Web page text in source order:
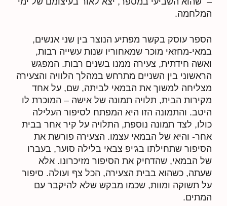
המלחמה.
הספר עוסק בקשר מפתיע הנוצר בין שני אנשים,
במאי-מחזאי מוכר שמאחוריו שנות עשייה רבות,
ואשה חידתית, צעירה ממנו בשנים רבות. המפגש
הראשוני בין השניים מתרחש במהלך הלוויה והצעירה
מצליחה למשוך את הבמאי לביתה, שם, על אחד
מקירות הבית, תלויה תמונה של אישה – המוכרת לו
היטב. והתמונה הזו היא המפתח לסיפור העלילה
כולו, לצד תמונה נוספת, התלויה על קיר אחר בבית
אחר- והיא של הבמאי עצמו. הצעירה פורשת את
הסיפור שתחילתו בג'יפ צבאי בלילה סוער, בעברו
של הבמאי, שהדחיק את הסיפור מזיכרונו. אלא
שעתה, כשהוא בבית הצעירה, הכל צף ועולה. סיפור
על תשוקה ומוות, שכמו מבקש שלא להיקבר עם
המתים.